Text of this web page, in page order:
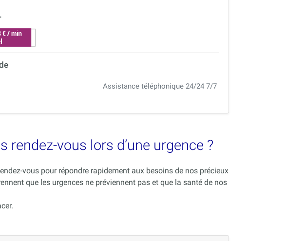
Assistance téléphonique 24/24 7/7
vous lors d’une urgence ?
vous pour répondre rapidement aux besoins de nos précieux
que les urgences ne préviennent pas et que la santé de nos